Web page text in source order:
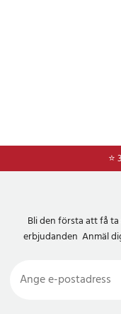
⭐
Bli den första att få
erbjudanden Anmäl